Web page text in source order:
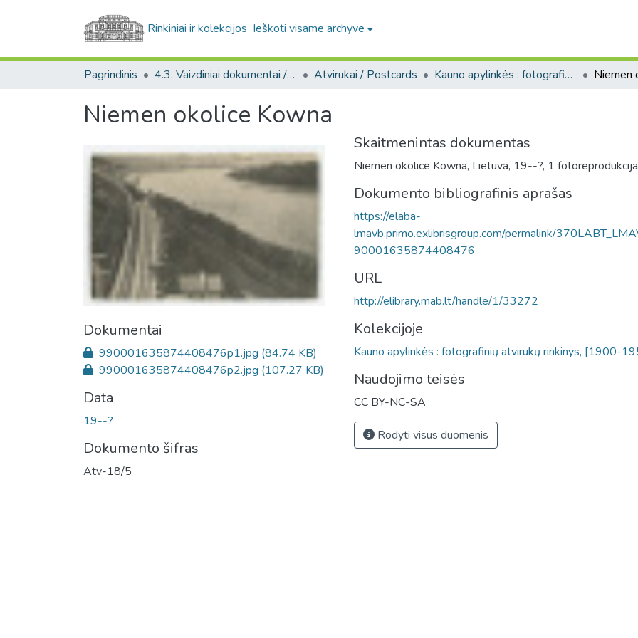
Rinkiniai ir kolekcijos Ieškoti visame archyve
Pagrindinis 4.3. Vaizdiniai dokumentai / Visual documents Atvirukai / Postcards Kauno apylinkės : fotografinių atvirukų rinkinys, [1900-1955] Niemen
Niemen okolice Kowna
Dokumentai
990001635874408476p1.jpg (84.74 KB)
990001635874408476p2.jpg (107.27 KB)
Data
19--?
Dokumento šifras
Atv-18/5
Skaitmenintas dokumentas
Niemen okolice Kowna, Lietuva, 19--?, 1
Dokumento bibliografinis aprašas
https://elaba-
lmavb.primo.exlibrisgroup.com/permalink/
90001635874408476
URL
http://elibrary.mab.lt/handle/1/33272
Kolekcijoje
Kauno apylinkės : fotografinių atvirukų rinkinys, [1900-
Naudojimo teisės
CC BY-NC-SA
Rodyti visus duomenis